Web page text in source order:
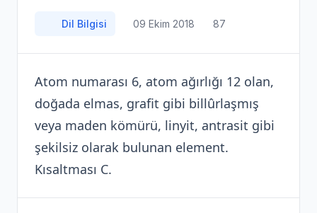
Dil Bilgisi 09 Ekim 2018 87
Atom numarası 6, atom ağırlığı 12 olan,
doğada elmas, grafit gibi billûrlaşmış
veya maden kömürü, linyit, antrasit gibi
şekilsiz olarak bulunan element.
Kısaltması C.